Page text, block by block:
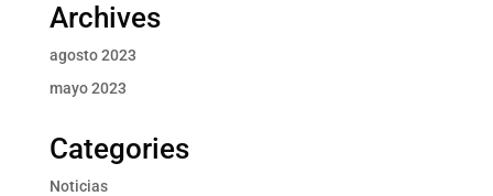
Archives
agosto 2023
mayo 2023
Categories
Noticias